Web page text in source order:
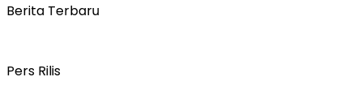
Berita Terbaru
Pers Rilis